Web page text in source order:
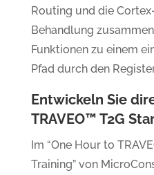
Routing und die
Behandlung
Funktionen zu einem
Pfad durch den
Entwickeln Sie
TRAVEO™ T2G
Im “One Hour to
Training” von